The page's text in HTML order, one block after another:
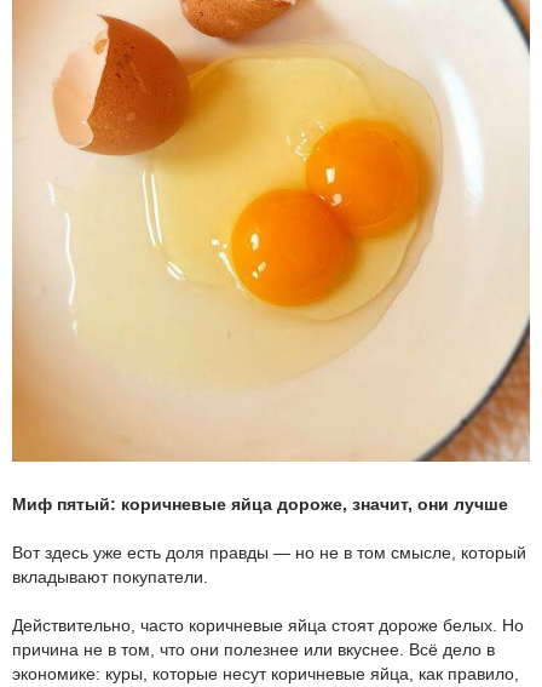
Миф пятый: коричневые яйца дороже, значит, они лучше
Вот здесь уже есть доля правды — но не в том смысле, который
вкладывают покупатели.
Действительно, часто коричневые яйца стоят дороже белых. Но
причина не в том, что они полезнее или вкуснее. Всё дело в
экономике: куры, которые несут коричневые яйца, как правило,